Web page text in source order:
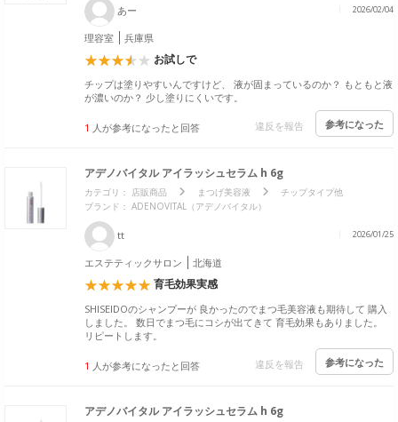
あー 2026/02/04
理容室 兵庫県
お試しで
チップは塗りやすいんですけど、 液が固まっているのか？ もともと液
が濃いのか？ 少し塗りにくいです。
1 人が参考になったと回答 違反を報告 参考になった
アデノバイタル アイラッシュセラム h 6g
カテゴリ： 店販商品 まつげ美容液
チップタイプ他
ブランド： ADENOVITAL（アデノバイタル）
tt 2026/01/25
エステティックサロン 北海道
育毛効果実感
SHISEIDOのシャンプーが 良かったのでまつ毛美容液も期待して 購入
しました。 数日でまつ毛にコシが出てきて 育毛効果もありました。
リピートします。
1 人が参考になったと回答 違反を報告 参考になった
アデノバイタル アイラッシュセラム h 6g